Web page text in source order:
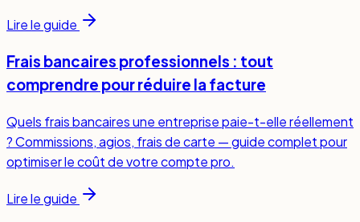
Lire le guide
Frais bancaires professionnels : tout
comprendre pour réduire la facture
Quels frais bancaires une entreprise paie-t-elle réellement
? Commissions, agios, frais de carte — guide complet pour
optimiser le coût de votre compte pro.
Lire le guide